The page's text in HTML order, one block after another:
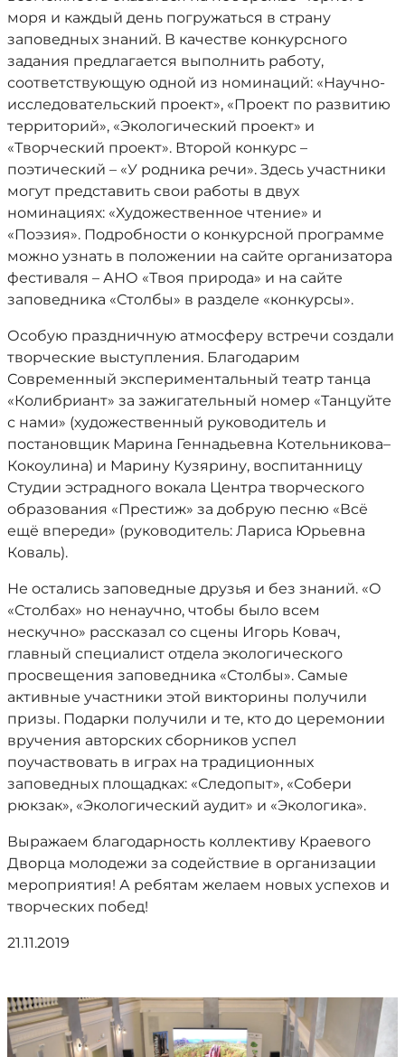
моря и каждый день погружаться в страну
заповедных знаний. В качестве конкурсного
задания предлагается выполнить работу,
соответствующую одной из номинаций: «Научно-
исследовательский проект», «Проект по развитию
территорий», «Экологический проект» и
«Творческий проект». Второй конкурс –
поэтический – «У родника речи». Здесь участники
могут представить свои работы в двух
номинациях: «Художественное чтение» и
«Поэзия». Подробности о конкурсной программе
можно узнать в положении на сайте организатора
фестиваля – АНО «Твоя природа» и на сайте
заповедника «Столбы» в разделе «конкурсы».
Особую праздничную атмосферу встречи создали
творческие выступления. Благодарим
Современный экспериментальный театр танца
«Колибриант» за зажигательный номер «Танцуйте
с нами» (художественный руководитель и
постановщик Марина Геннадьевна Котельникова–
Кокоулина) и Марину Кузярину, воспитанницу
Студии эстрадного вокала Центра творческого
образования «Престиж» за добрую песню «Всё
ещё впереди» (руководитель: Лариса Юрьевна
Коваль).
Не остались заповедные друзья и без знаний. «О
«Столбах» но ненаучно, чтобы было всем
нескучно» рассказал со сцены Игорь Ковач,
главный специалист отдела экологического
просвещения заповедника «Столбы». Самые
активные участники этой викторины получили
призы. Подарки получили и те, кто до церемонии
вручения авторских сборников успел
поучаствовать в играх на традиционных
заповедных площадках: «Следопыт», «Собери
рюкзак», «Экологический аудит» и «Экологика».
Выражаем благодарность коллективу Краевого
Дворца молодежи за содействие в организации
мероприятия! А ребятам желаем новых успехов и
творческих побед!
21.11.2019